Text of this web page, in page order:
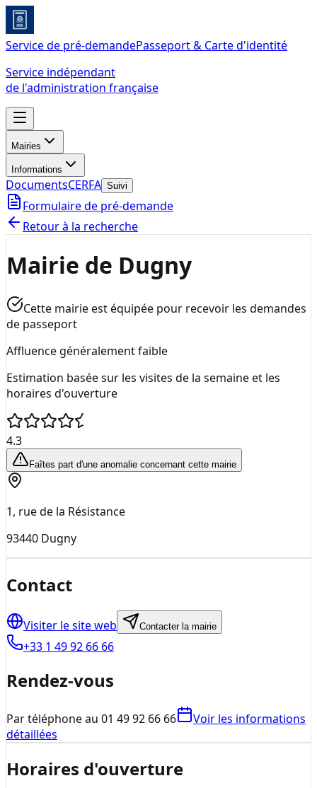
Service de pré-demandePasseport & Carte d'identité
Service indépendant
de l'administration française
Mairies
Informations
DocumentsCERFA Suivi
Formulaire de pré-demande
Retour à la recherche
Mairie de Dugny
Cette mairie est équipée pour recevoir les demandes
de passeport
Affluence généralement faible
Estimation basée sur les visites de la semaine et les
horaires d'ouverture
4.3
Faîtes part d'une anomalie concernant cette mairie
1, rue de la Résistance
93440 Dugny
Contact
Visiter le site web Contacter la mairie
+33 1 49 92 66 66
Rendez-vous
Par téléphone au 01 49 92 66 66
Voir les informations
détaillées
Horaires d'ouverture